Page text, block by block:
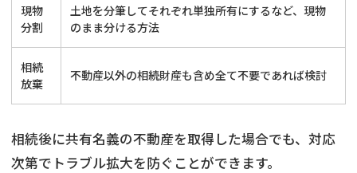
現物
分割
土地を分筆してそれぞれ単独所有にするなど、現物
のまま分ける方法
相続
放棄
不動産以外の相続財産も含め全て不要であれば検討
相続後に共有名義の不動産を取得した場合でも、対応
次第でトラブル拡大を防ぐことができます。